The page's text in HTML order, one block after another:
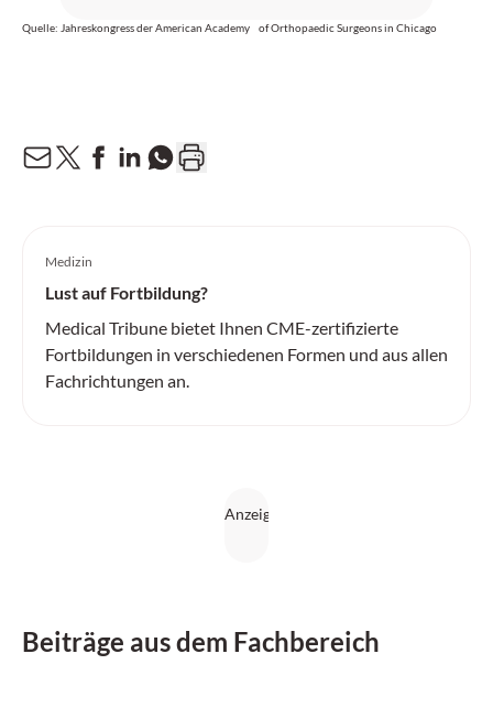
Quelle: Jahreskongress der American Academy of Orthopaedic Surgeons in Chicago
Medizin
Lust auf Fortbildung?
Medical Tribune bietet Ihnen CME-zertifizierte
Fortbildungen in verschiedenen Formen und aus allen
Fachrichtungen an.
Beiträge aus dem Fachbereich